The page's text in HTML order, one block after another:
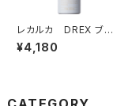
レカルカ DREX ブラ
イトリーモイストシャイ
ンバブル
¥4,180